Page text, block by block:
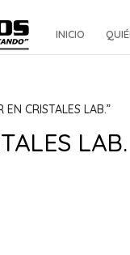
INICIO
CRISTALES LAB.”
LAB.